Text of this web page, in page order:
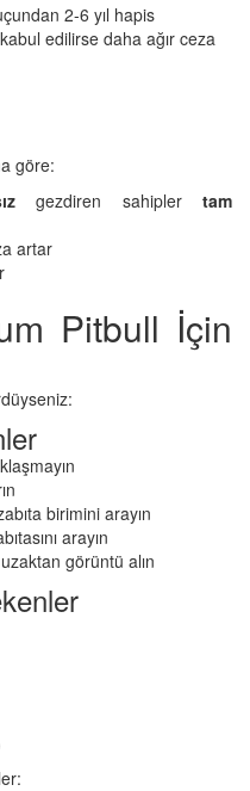
2-6 yıl hapis
edilirse daha ağır ceza
göre:
gezdiren sahipler tam
artar
Pitbull İçin
birimini arayın
arayın
görüntü alın